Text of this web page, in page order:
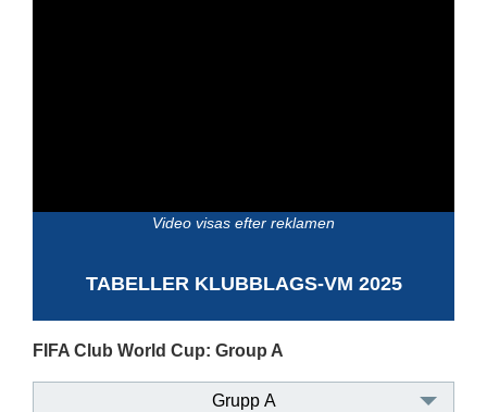
Video visas efter reklamen
TABELLER KLUBBLAGS-VM 2025
FIFA Club World Cup: Group A
Grupp A